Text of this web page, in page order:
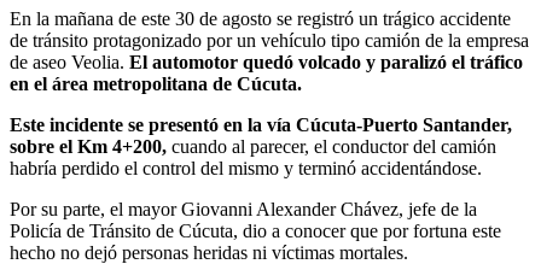
En la mañana de este 30 de agosto se registró un trágico accidente
de tránsito protagonizado por un vehículo tipo camión de la empresa
de aseo Veolia. El automotor quedó volcado y paralizó el tráfico
en el área metropolitana de Cúcuta.
Este incidente se presentó en la vía Cúcuta-Puerto Santander,
sobre el Km 4+200, cuando al parecer, el conductor del camión
habría perdido el control del mismo y terminó accidentándose.
Por su parte, el mayor Giovanni Alexander Chávez, jefe de la
Policía de Tránsito de Cúcuta, dio a conocer que por fortuna este
hecho no dejó personas heridas ni víctimas mortales.